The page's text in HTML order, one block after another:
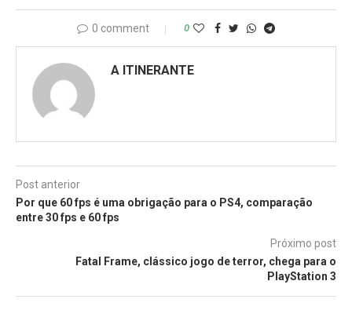
0 comment 0
A ITINERANTE
Post anterior
Por que 60 fps é uma obrigação para o PS4, comparação
entre 30 fps e 60 fps
Próximo post
Fatal Frame, clássico jogo de terror, chega para o
PlayStation 3